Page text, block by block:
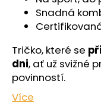
Snadná
Tričko, které se
dni, ať už svižné
povinností.
Více
OUTLAST®
439
Kč